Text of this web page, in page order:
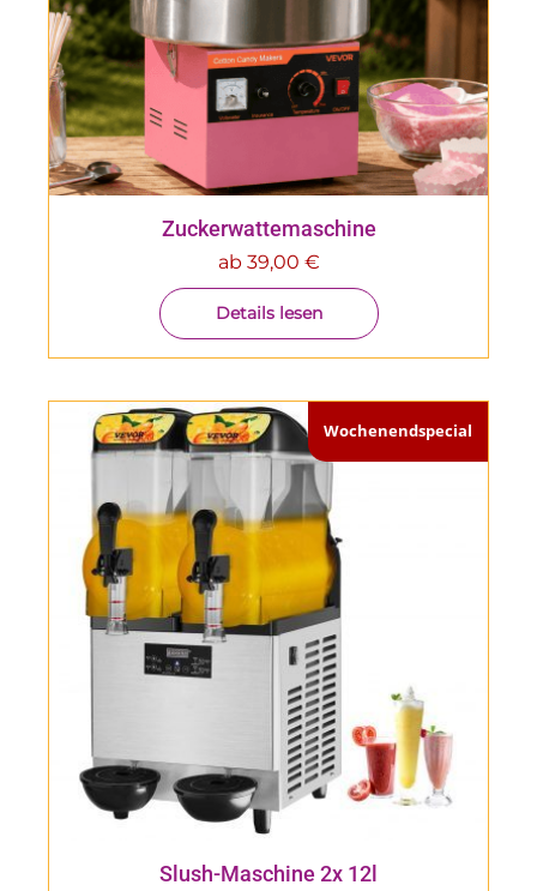
Zuckerwattemaschine
ab 39,00 €
Details lesen
Wochenendspecial
Slush-Maschine 2x 12l